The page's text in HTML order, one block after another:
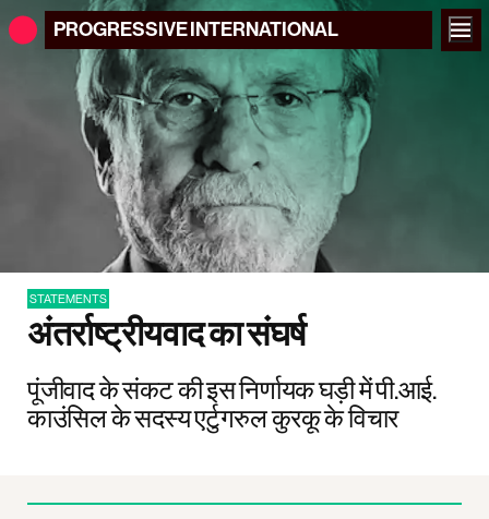
PROGRESSIVEINTERNATIONAL
STATEMENTS
अंतर्राष्ट्रीयवाद का संघर्ष
पूंजीवाद के संकट की इस निर्णायक घड़ी में पी.आई.
काउंसिल के सदस्य एर्टुगरुल कुरकू के विचार